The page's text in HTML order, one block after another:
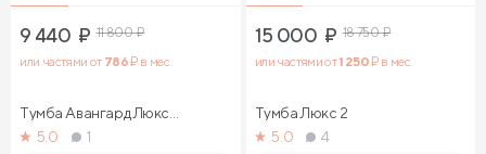
9 440 ₽ 11 800₽
или частями от 786₽ в мес.
Тумба Авангард Люкс
(ясмунд)
5.0 1
15 000 ₽ 18 750₽
или частями от1 250₽ в мес.
Тумба Люкс 2
5.0
4